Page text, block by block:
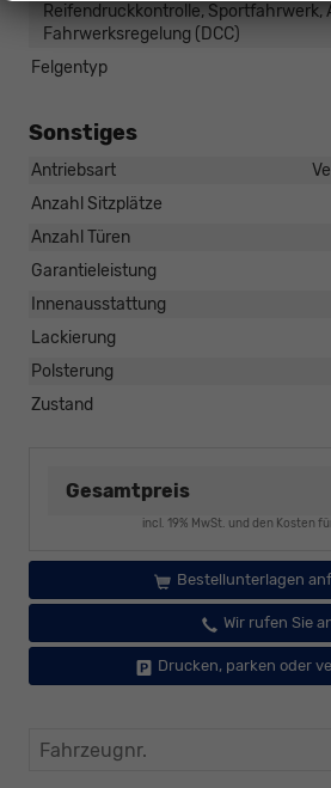
Reifendruckkontrolle, Sportfahrwerk,
Fahrwerksregelung (DCC)
Felgentyp
Sonstiges
Antriebsart
Anzahl Sitzplätze
Anzahl Türen
Garantieleistung
Innenausstattung
Lackierung
Polsterung
Zustand
Gesamtpreis
incl. 19% MwSt. und den Kosten
Bestellunterlagen
Wir rufen Sie
Drucken, parken oder
Fahrzeugnr.